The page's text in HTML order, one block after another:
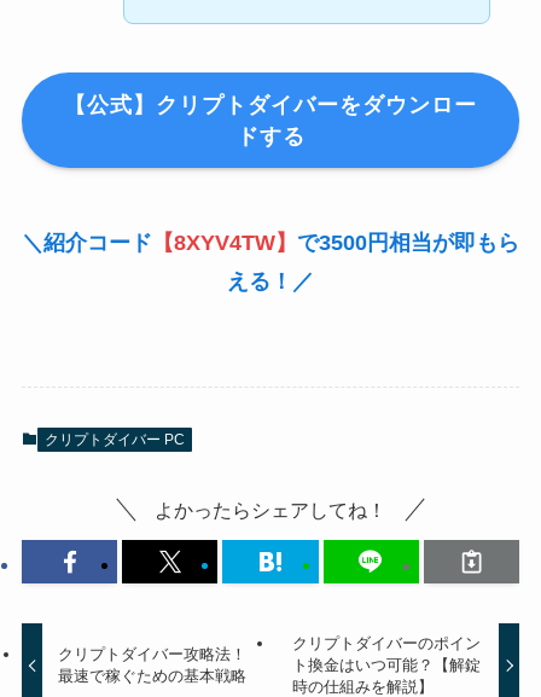
【公式】クリプトダイバーをダウンロー
ドする
＼紹介コード 【8XYV4TW】 で3500円相当が即もら
える！／
クリプトダイバー PC
よかったらシェアしてね！
クリプトダイバー攻略法！
最速で稼ぐための基本戦略
クリプトダイバーのポイン
ト換金はいつ可能？【解錠
時の仕組みを解説】